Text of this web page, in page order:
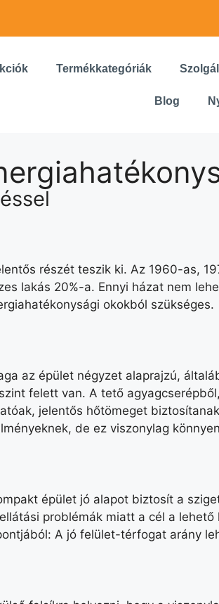
Termékkategóriák
Blog
részét teszik ki. Az 1960-as,
lakás 20%-a. Ennyi házat nem
okokból szükséges.
az épület négyzet alaprajzú,
felett van. A tető
jelentős hőtömeget
de ez viszonylag
épület jó alapot biztosít a
problémák miatt a cél a
A jó felület-térfogat arány